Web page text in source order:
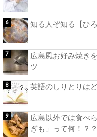
知る人ぞ知る【ひ
広島風お好み焼き
ツ
英語のしりとりは
広島以外では食べ
ぎも」って何！？？